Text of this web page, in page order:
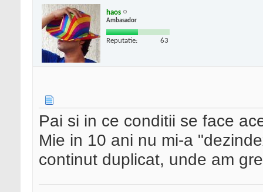
haos
Ambasador
Reputatie: 63
Pai si in ce conditii se face
Mie in 10 ani nu mi-a
continut duplicat, unde am